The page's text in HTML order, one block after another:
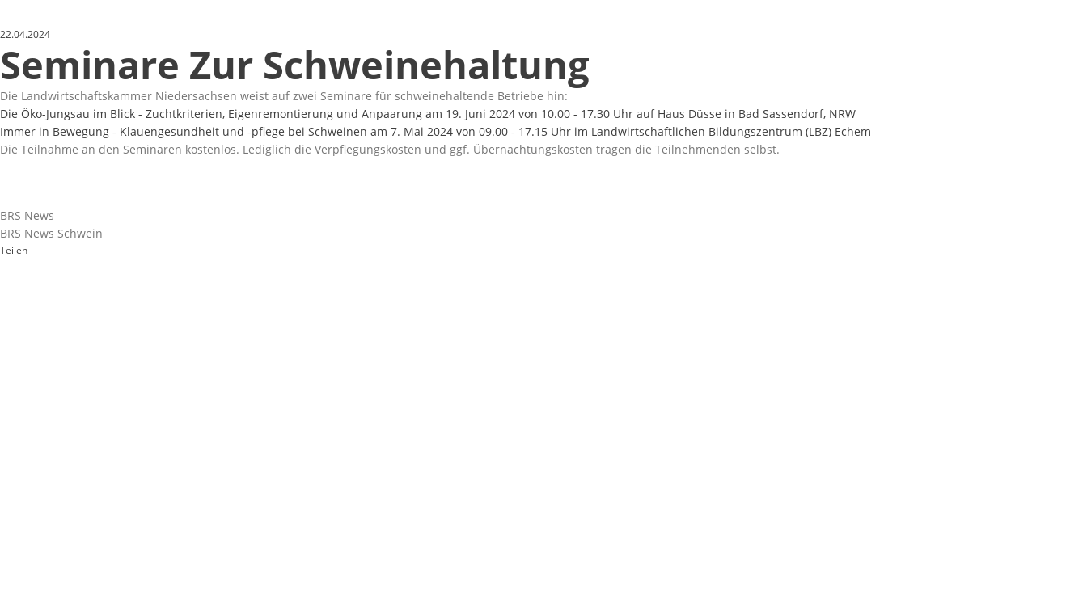
22.04.2024
Seminare Zur Schweinehaltung
Die Landwirtschaftskammer Niedersachsen weist auf zwei Seminare für schweinehaltende Betriebe hin:
Die Öko-Jungsau im Blick - Zuchtkriterien, Eigenremontierung und Anpaarung am 19. Juni 2024 von 10.00 - 17.30 Uhr auf Haus Düsse in Bad Sassendorf, NRW
Immer in Bewegung - Klauengesundheit und -pflege bei Schweinen am 7. Mai 2024 von 09.00 - 17.15 Uhr im Landwirtschaftlichen Bildungszentrum (LBZ) Echem
Die Teilnahme an den Seminaren kostenlos. Lediglich die Verpflegungskosten und ggf. Übernachtungskosten tragen die Teilnehmenden selbst.
BRS News
BRS News Schwein
Teilen